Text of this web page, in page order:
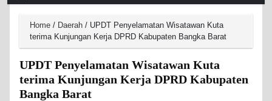
Home / Daerah / UPDT Penyelamatan Wisatawan Kuta
terima Kunjungan Kerja DPRD Kabupaten Bangka Barat
UPDT Penyelamatan Wisatawan Kuta
terima Kunjungan Kerja DPRD Kabupaten
Bangka Barat